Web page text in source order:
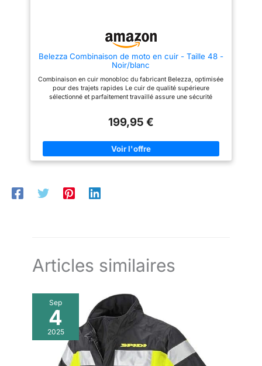
Belezza Combinaison de moto en cuir - Taille 48 -
Noir/blanc
Combinaison en cuir monobloc du fabricant Belezza, optimisée
pour des trajets rapides Le cuir de qualité supérieure
sélectionné et parfaitement travaillé assure une sécurité
199,95 €
Articles similaires
Sep
4
2025